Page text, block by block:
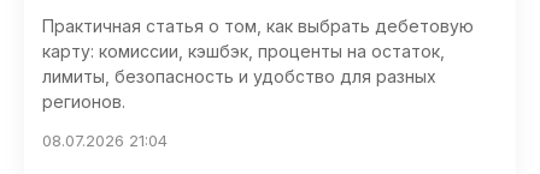
Практичная статья о том, как выбрать дебетовую
карту: комиссии, кэшбэк, проценты на остаток,
лимиты, безопасность и удобство для разных
регионов.
08.07.2026 21:04